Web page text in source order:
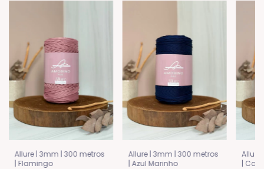
Allure | 3mm | 300 metros
| Flamingo
Allure | 3mm | 300 metros
| Azul Marinho
Allure
|